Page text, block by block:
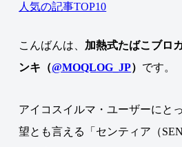
人気の記事TOP10
こんばんは、 加熱式たばこブロ
ンキ（@MOQLOG_JP） です。
アイコスイルマ・ユーザーにと
望とも言える「センティア（